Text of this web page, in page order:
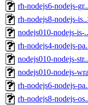
rh-nodejs6-nodejs-
rh-nodejs8-nodejs-
nodejs010-nodejs-is-
rh-nodejs4-nodejs-
nodejs010-nodejs-
nodejs010-nodejs-
rh-nodejs6-nodejs-
rh-nodejs8-nodejs-